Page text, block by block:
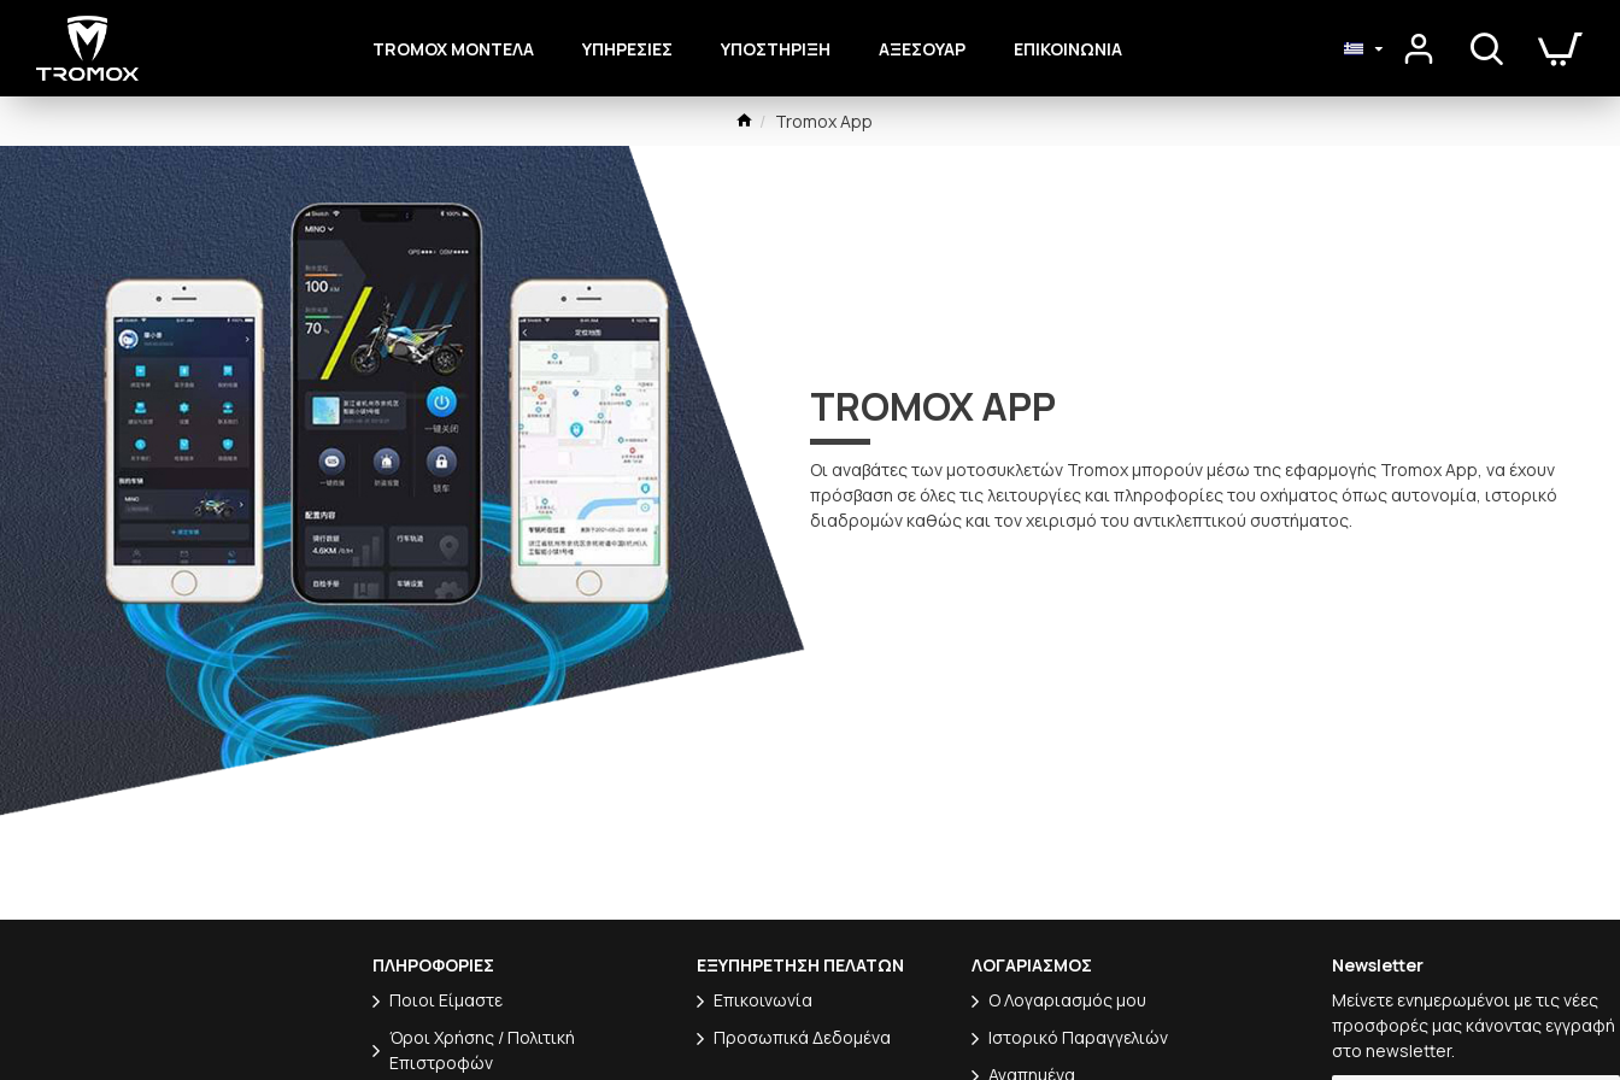
TROMOX ΜΟΝΤΕΛΑ ΥΠΗΡΕΣΙΕΣ ΥΠΟΣΤΗΡΙΞΗ ΑΞΕΣΟΥΑΡ ΕΠΙΚΟΙΝΩΝΙΑ
Tromox App
TROMOX APP
Οι αναβάτες των μοτοσυκλετών Tromox μπορούν μέσω της εφαρμογής Tromox App, να έχουν
πρόσβαση σε όλες τις λειτουργίες και πληροφορίες του οχήματος όπως αυτονομία, ιστορικό
διαδρομών καθώς και τον χειρισμό του αντικλεπτικού συστήματος.
ΠΛΗΡΟΦΟΡΙΕΣ
Ποιοι Είμαστε
Όροι Χρήσης / Πολιτική
Επιστροφών
ΕΞΥΠΗΡΕΤΗΣΗ ΠΕΛΑΤΩΝ
Επικοινωνία
Προσωπικά Δεδομένα
ΛΟΓΑΡΙΑΣΜΟΣ
Ο Λογαριασμός μου
Ιστορικό Παραγγελιών
Αγαπημένα
Newsletter
Μείνετε ενημερωμένοι με τις νέες
προσφορές μας κάνοντας εγγραφή
στο newsletter.